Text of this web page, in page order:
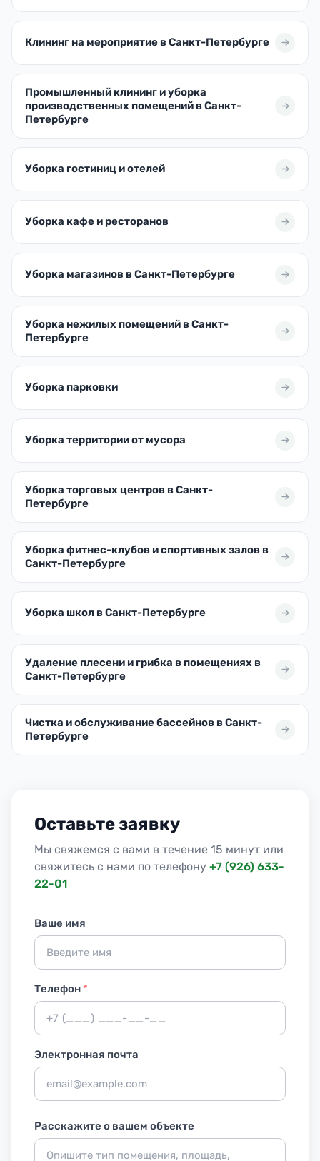
Клининг на мероприятие в Санкт-Петербурге
Промышленный клининг и уборка
производственных помещений в Санкт-
Петербурге
Уборка гостиниц и отелей
Уборка кафе и ресторанов
Уборка магазинов в Санкт-Петербурге
Уборка нежилых помещений в Санкт-
Петербурге
Уборка парковки
Уборка территории от мусора
Уборка торговых центров в Санкт-
Петербурге
Уборка фитнес-клубов и спортивных залов в
Санкт-Петербурге
Уборка школ в Санкт-Петербурге
Удаление плесени и грибка в помещениях в
Санкт-Петербурге
Чистка и обслуживание бассейнов в Санкт-
Петербурге
Оставьте заявку
Мы свяжемся с вами в течение 15 минут или
свяжитесь с нами по телефону +7 (926) 633-
22-01
Ваше имя
Телефон*
Электронная почта
Расскажите о вашем объекте